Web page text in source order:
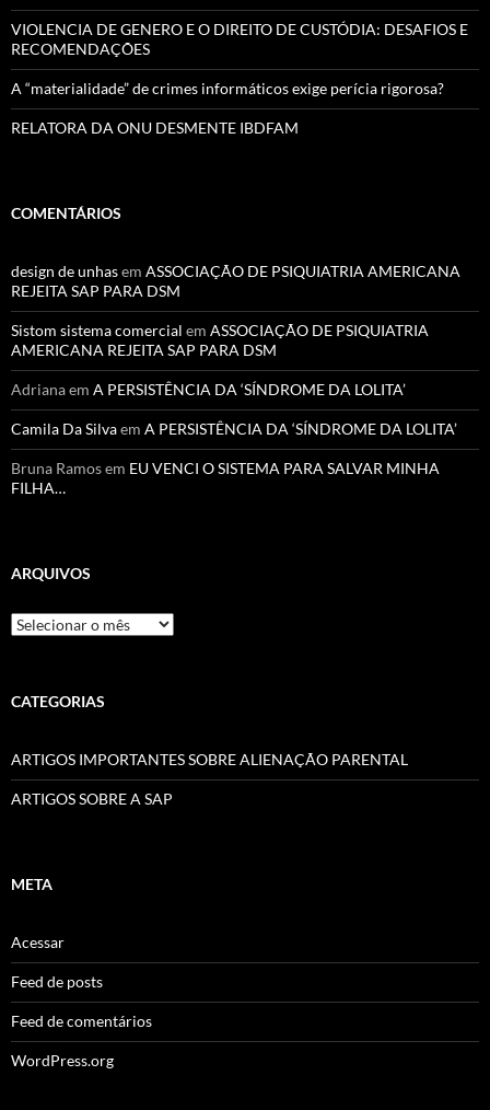
VIOLENCIA DE GENERO E O DIREITO DE CUSTÓDIA: DESAFIOS E
RECOMENDAÇÕES
A “materialidade” de crimes informáticos exige perícia rigorosa?
RELATORA DA ONU DESMENTE IBDFAM
COMENTÁRIOS
design de unhasem ASSOCIAÇÃO DE PSIQUIATRIA AMERICANA
REJEITA SAP PARA DSM
Sistom sistema comercial em ASSOCIAÇÃO DE PSIQUIATRIA
AMERICANA REJEITA SAP PARA DSM
Adrianaem A PERSISTÊNCIA DA ‘SÍNDROME DA LOLITA’
Camila Da Silvaem A PERSISTÊNCIA DA ‘SÍNDROME DA LOLITA’
Bruna Ramosem EU VENCI O SISTEMA PARA SALVAR MINHA
FILHA…
ARQUIVOS
Arquivos
CATEGORIAS
ARTIGOS IMPORTANTES SOBRE ALIENAÇÃO PARENTAL
ARTIGOS SOBRE A SAP
META
Acessar
Feed de posts
Feed de comentários
WordPress.org